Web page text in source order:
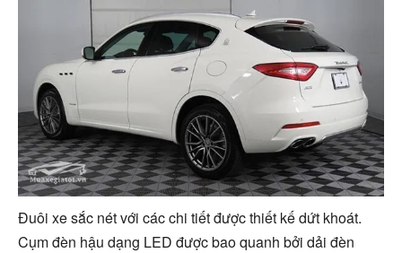
Đuôi xe sắc nét với các chi tiết được thiết kế dứt khoát.
Cụm đèn hậu dạng LED được bao quanh bởi dải đèn